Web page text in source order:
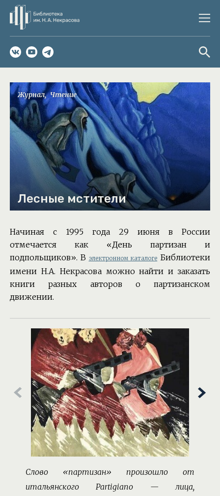
Журнал Чтение
Лесные мстители
Начиная с 1995 года 29 июня в России
отмечается как «День партизан и
подпольщиков». В электронном каталоге Библиотеки
имени Н.А. Некрасова можно найти и заказать
книги разных авторов о партизанском
движении.
Слово «партизан» произошло от
итальянского Partigiano — лица,